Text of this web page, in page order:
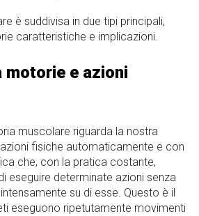
è suddivisa in due tipi principali,
caratteristiche e implicazioni.
motorie e azioni
muscolare riguarda la nostra
fisiche automaticamente e con
che, con la pratica costante,
eseguire determinate azioni senza
su di esse. Questo è il
eseguono ripetutamente movimenti